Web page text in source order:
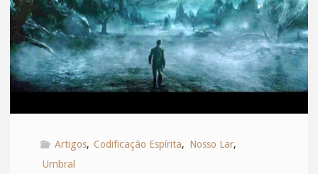
Artigos, Codificação Espírita, Nosso Lar,
Umbral